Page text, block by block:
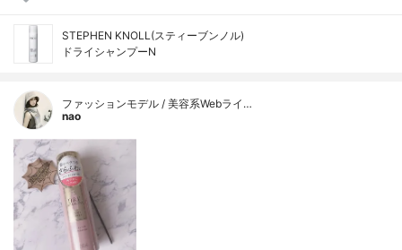
STEPHEN KNOLL(スティーブンノル)
ドライシャンプーN
ファッションモデル / 美容系Webライ…
nao